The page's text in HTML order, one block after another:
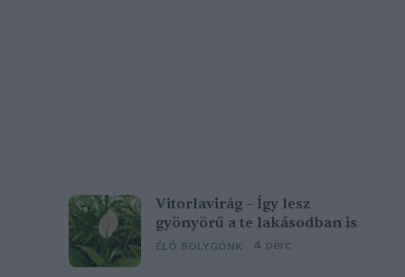
Vitorlavirág – Így lesz
gyönyörű a te lakásodban is
ÉLŐ BOLYGÓNK 4 perc